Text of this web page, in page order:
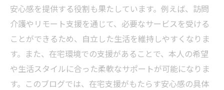
安心感を提供する役割も果たしています。例えば、訪問
介護やリモート支援を通じて、必要なサービスを受ける
ことができるため、自立した生活を維持しやすくなりま
す。また、在宅環境での支援があることで、本人の希望
や生活スタイルに合った柔軟なサポートが可能になりま
す。このブログでは、在宅支援がもたらす安心感の具体